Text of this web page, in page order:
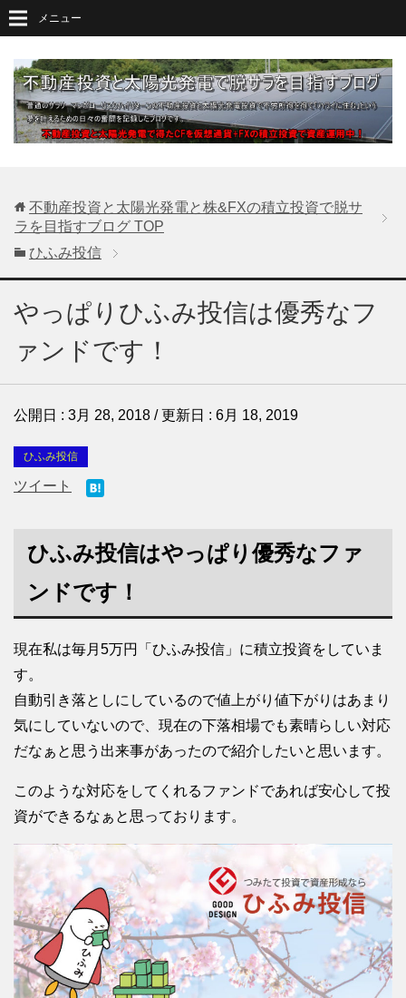
メニュー
不動産投資と太陽光発電と株&FXの積立投資で脱サ
ラを目指すブログ TOP
ひふみ投信
やっぱりひふみ投信は優秀なフ
ァンドです！
公開日 : 3月 28, 2018 / 更新日 : 6月 18, 2019
ひふみ投信
ツイート
ひふみ投信はやっぱり優秀なファ
ンドです！
現在私は毎月5万円「ひふみ投信」に積立投資をしていま
す。
自動引き落としにしているので値上がり値下がりはあまり
気にしていないので、現在の下落相場でも素晴らしい対応
だなぁと思う出来事があったので紹介したいと思います。
このような対応をしてくれるファンドであれば安心して投
資ができるなぁと思っております。